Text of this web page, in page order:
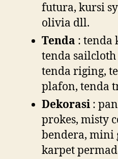
futura, kursi
olivia dll.
Tenda : tenda
tenda
tenda riging,
plafon, tenda
Dekorasi :
prokes, misty
bendera, mini
karpet